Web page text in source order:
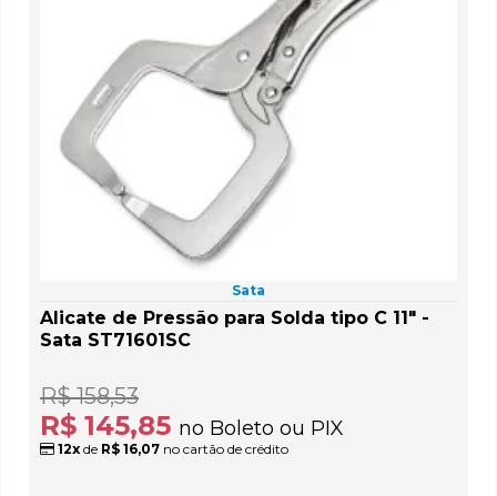
Sata
Alicate de Pressão para Solda tipo C 11" -
Sata ST71601SC
R$ 145,85 no Boleto ou PIX
R$ 158,53
12x de R$ 16,07 no cartão de crédito